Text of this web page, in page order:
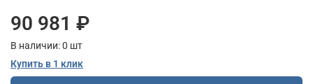
90 981 ₽
В наличии:0 шт
Купить в 1 клик